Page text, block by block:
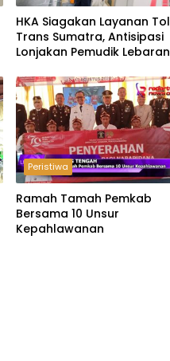
HKA Siagakan Layanan Tol
Trans Sumatra, Antisipasi
Lonjakan Pemudik Lebaran
Peristiwa
Ramah Tamah Pemkab
Bersama 10 Unsur
Kepahlawanan